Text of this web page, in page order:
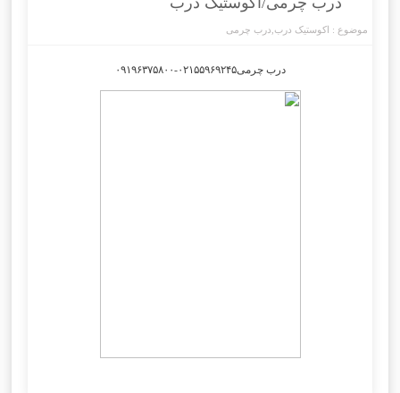
موضوع : اکوستیک درب درب چرمی
درب چرمی۰۲۱۵۵۹۶۹۲۴۵-۰۹۱۹۶۳۷۵۸۰۰